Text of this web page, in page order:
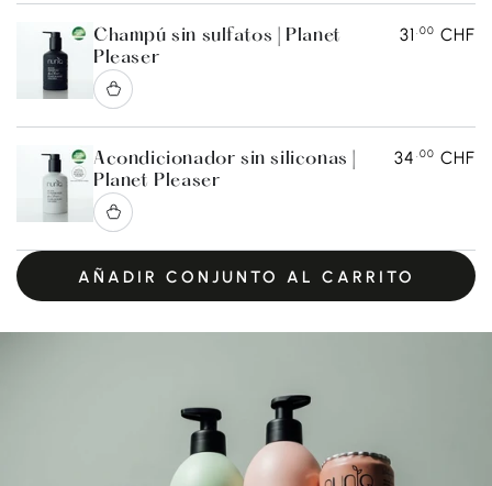
Champú sin sulfatos | Planet
Pleaser
31 .00 CHF
Acondicionador sin siliconas |
Planet Pleaser
34 .00 CHF
AÑADIR CONJUNTO AL CARRITO